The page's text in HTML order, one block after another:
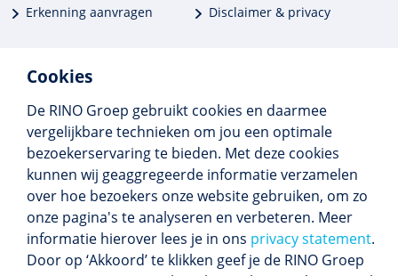
Cookies
De RINO Groep gebruikt cookies en daarmee
vergelijkbare technieken om jou een optimale
bezoekerservaring te bieden. Met deze cookies
kunnen wij geaggregeerde informatie verzamelen
over hoe bezoekers onze website gebruiken, om zo
onze pagina's te analyseren en verbeteren. Meer
informatie hierover lees je in ons privacy statement.
Door op ‘Akkoord’ te klikken geef je de RINO Groep
Erkenning aanvragen
Disclaimer & privacy
Meer dan 250 opleidingen
Alle BIG-opleidingen in huis
Cedeo-erkend en CRKBO-geregistreerd
Gemiddelde beoordeling 8,4
Volg ons